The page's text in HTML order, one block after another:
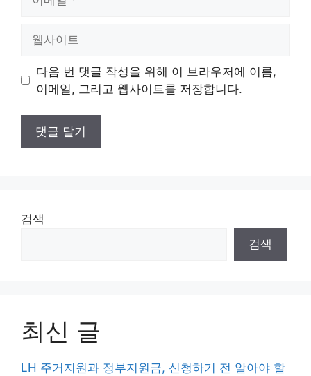
트
다음 번 댓글 작성을 위해 이 브라우저에 이름,
이메일, 그리고 웹사이트를 저장합니다.
검색
검색
최신 글
LH 주거지원과 정부지원금, 신청하기 전 알아야 할